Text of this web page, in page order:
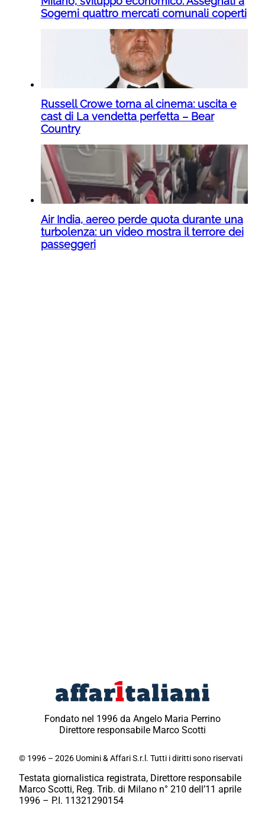
Sogemi quattro mercati comunali coperti
Russell Crowe torna al cinema: uscita e
cast di La vendetta perfetta – Bear
Country
Air India, aereo perde quota durante una
turbolenza: un video mostra il terrore dei
passeggeri
Fondato nel 1996 da Angelo Maria Perrino
Direttore responsabile Marco Scotti
© 1996 – 2026 Uomini & Affari S.r.l. Tutti i diritti sono riservati
Testata giornalistica registrata, Direttore responsabile
Marco Scotti, Reg. Trib. di Milano n° 210 dell’11 aprile
1996 – P.I. 11321290154